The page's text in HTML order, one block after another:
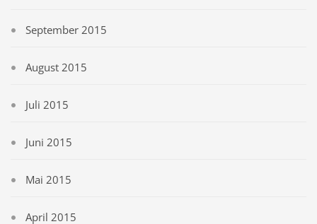
September 2015
August 2015
Juli 2015
Juni 2015
Mai 2015
April 2015